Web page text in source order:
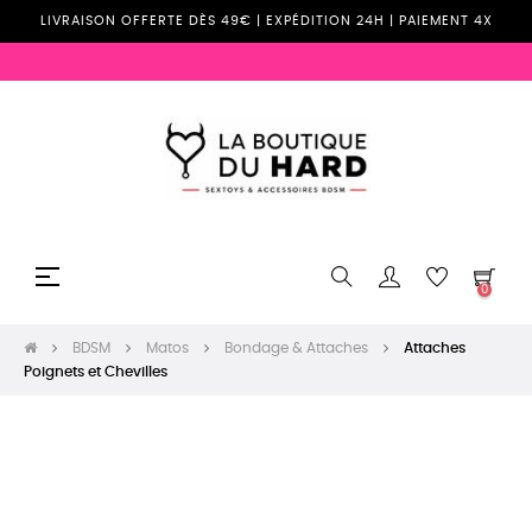
LIVRAISON OFFERTE DÈS 49€ | EXPÉDITION 24H | PAIEMENT 4X
Basculer
☰
0
BDSM Matos Bondage & Attaches
Attaches
Poignets et Chevilles